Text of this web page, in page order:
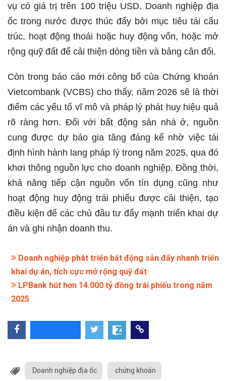
vụ có giá trị trên 100 triệu USD. Doanh nghiệp địa
ốc trong nước được thúc đẩy bởi mục tiêu tái cấu
trúc, hoạt động thoái hoặc huy động vốn, hoặc mở
rộng quỹ đất để cải thiện dòng tiền và bảng cân đối.
Còn trong báo cáo mới công bố của Chứng khoán
Vietcombank (VCBS) cho thấy, năm 2026 sẽ là thời
điểm các yếu tố vĩ mô và pháp lý phát huy hiệu quả
rõ ràng hơn. Đối với bất động sản nhà ở, nguồn
cung được dự báo gia tăng đáng kể nhờ việc tái
định hình hành lang pháp lý trong năm 2025, qua đó
khơi thông nguồn lực cho doanh nghiệp. Đồng thời,
khả năng tiếp cận nguồn vốn tín dụng cũng như
hoạt động huy động trái phiếu được cải thiện, tạo
điều kiện để các chủ đầu tư đẩy mạnh triển khai dự
án và ghi nhận doanh thu.
Doanh nghiệp phát triển bất động sản đẩy nhanh triển
khai dự án, tích cực mở rộng quỹ đất
LPBank hút hơn 14.000 tỷ đồng trái phiếu trong năm
2025
Doanh nghiệp địa ốc chứng khoán